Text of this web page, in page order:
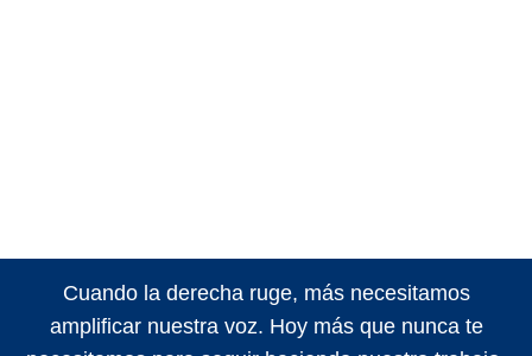
Cuando la derecha ruge, más necesitamos
amplificar nuestra voz. Hoy más que nunca te